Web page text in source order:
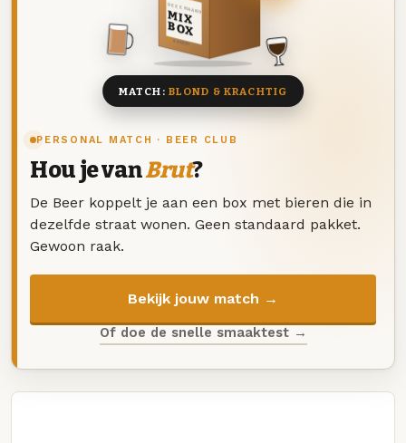
PERSONAL MATCH · BEER CLUB
Hou je vanBrut?
De Beer koppelt je aan een box met bieren die in
dezelfde straat wonen. Geen standaard pakket.
Gewoon raak.
Bekijk jouw match →
Of doe de snelle smaaktest →
DEZE MAAND
MIX
BOX
8 BIEREN
MATCH: BLOND & KRACHTIG